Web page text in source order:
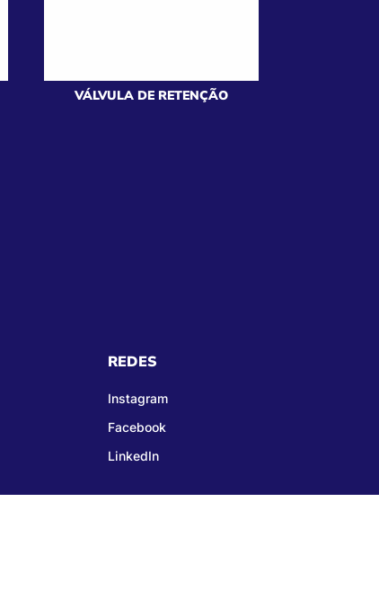
VÁLVULA DE RETENÇÃO
REDES
Instagram
Facebook
LinkedIn